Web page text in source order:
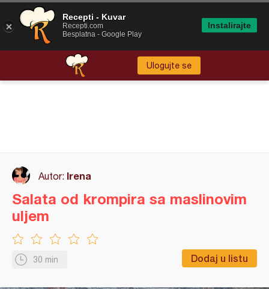
Ulogujte se
Autor: Irena
30 min Dodaj u listu
Salata od krompira sa maslinovim
uljem
Recepti - Kuvar
Recepti.com
Besplatna - Google Play
Instalirajte